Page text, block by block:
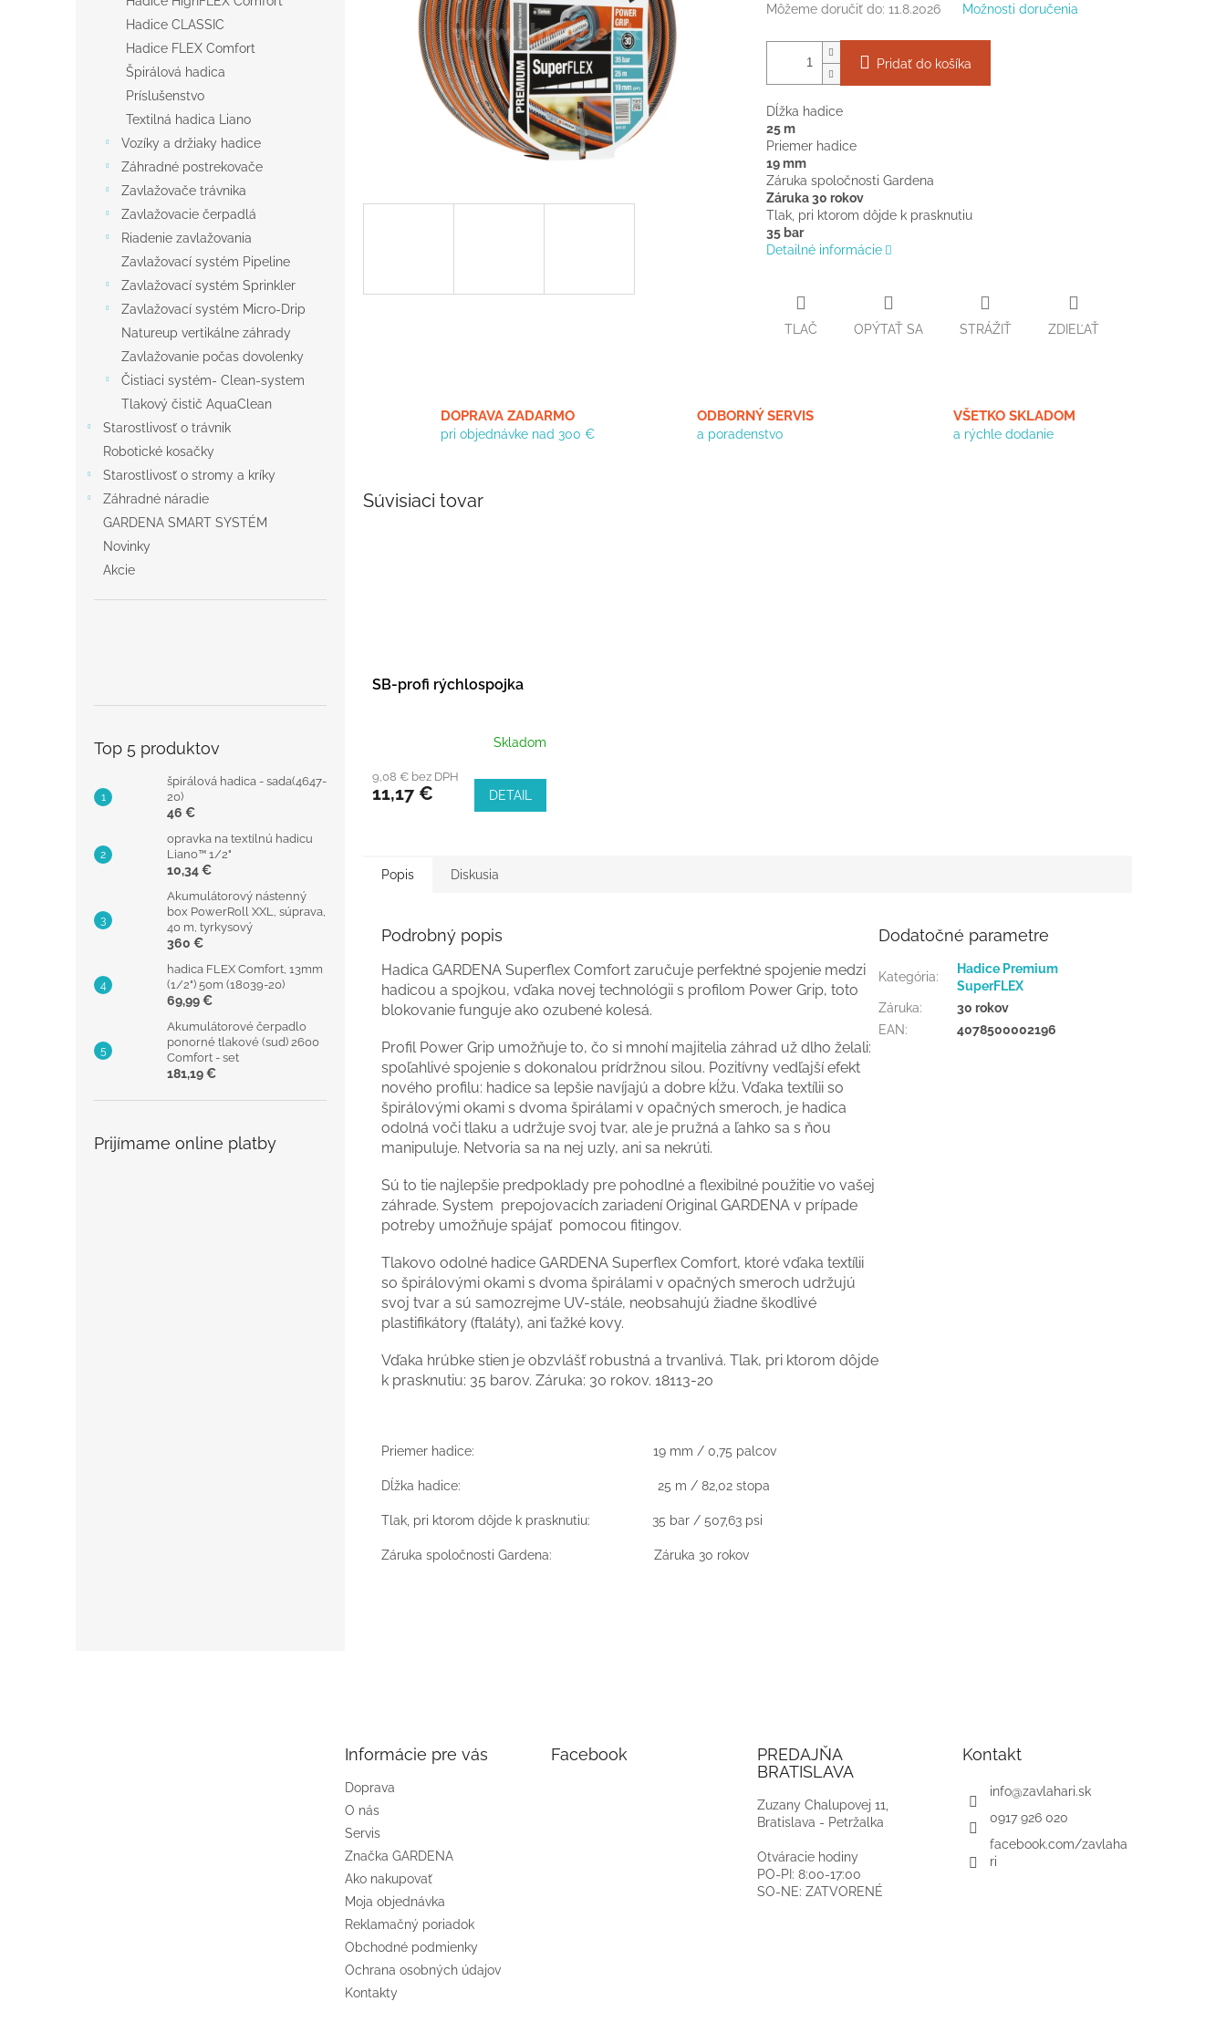
Hadice CLASSIC
Hadice FLEX Comfort
Špirálová hadica
Príslušenstvo
Textilná hadica Liano
Vozíky a držiaky hadice
Záhradné postrekovače
Zavlažovače trávnika
Zavlažovacie čerpadlá
Riadenie zavlažovania
Zavlažovací systém Pipeline
Zavlažovací systém Sprinkler
Zavlažovací systém Micro-Drip
Natureup vertikálne záhrady
Zavlažovanie počas dovolenky
Čistiaci systém- Clean-system
Tlakový čistič AquaClean
Starostlivosť o trávnik
Robotické kosačky
Starostlivosť o stromy a kríky
Záhradné náradie
GARDENA SMART SYSTÉM
Novinky
Akcie
Top 5 produktov
špirálová hadica - sada(4647-
20)
46 €
opravka na textilnú hadicu
Liano™ 1/2"
10,34 €
Akumulátorový nástenný
box PowerRoll XXL, súprava,
40 m, tyrkysový
360 €
hadica FLEX Comfort, 13mm
(1/2") 50m (18039-20)
69,99 €
Akumulátorové čerpadlo
ponorné tlakové (sud) 2600
Comfort - set
181,19 €
Prijímame online platby
Môžeme doručiť do: 11.8.2026 Možnosti doručenia
Pridať do košíka
Dĺžka hadice
25 m
Priemer hadice
19 mm
Záruka spoločnosti Gardena
Záruka 30 rokov
Tlak, pri ktorom dôjde k prasknutiu
35 bar
Detailné informácie
TLAČ OPÝTAŤ SA STRÁŽIŤ ZDIEĽAŤ
DOPRAVA ZADARMO
pri objednávke nad 300 €
ODBORNÝ SERVIS
a poradenstvo
VŠETKO SKLADOM
a rýchle dodanie
Súvisiaci tovar
SB-profi rýchlospojka
Skladom
9,08 € bez DPH
11,17 € DETAIL
Popis Diskusia
Podrobný popis
Hadica GARDENA Superflex Comfort zaručuje perfektné spojenie medzi
hadicou a spojkou, vďaka novej technológii s profilom Power Grip, toto
blokovanie funguje ako ozubené kolesá.
Profil Power Grip umožňuje to, čo si mnohí majitelia záhrad už dlho želali:
spoľahlivé spojenie s dokonalou prídržnou silou. Pozitívny vedľajší efekt
nového profilu: hadice sa lepšie navíjajú a dobre kĺžu. Vďaka textílii so
špirálovými okami s dvoma špirálami v opačných smeroch, je hadica
odolná voči tlaku a udržuje svoj tvar, ale je pružná a ľahko sa s ňou
manipuluje. Netvoria sa na nej uzly, ani sa nekrúti.
Sú to tie najlepšie predpoklady pre pohodlné a flexibilné použitie vo vašej
záhrade. System prepojovacích zariadení Original GARDENA v prípade
potreby umožňuje spájať pomocou fitingov.
Tlakovo odolné hadice GARDENA Superflex Comfort, ktoré vďaka textílii
so špirálovými okami s dvoma špirálami v opačných smeroch udržujú
svoj tvar a sú samozrejme UV-stále, neobsahujú žiadne škodlivé
plastifikátory (ftaláty), ani ťažké kovy.
Vďaka hrúbke stien je obzvlášť robustná a trvanlivá. Tlak, pri ktorom dôjde
k prasknutiu: 35 barov. Záruka: 30 rokov. 18113-20
Priemer hadice: 19 mm / 0,75 palcov
Dĺžka hadice: 25 m / 82,02 stopa
Tlak, pri ktorom dôjde k prasknutiu: 35 bar / 507,63 psi
Záruka spoločnosti Gardena: Záruka 30 rokov
Dodatočné parametre
Kategória:
Hadice Premium
SuperFLEX
Záruka:
30 rokov
EAN: 4078500002196
Informácie pre vás
Doprava
O nás
Servis
Značka GARDENA
Ako nakupovať
Moja objednávka
Reklamačný poriadok
Obchodné podmienky
Ochrana osobných údajov
Kontakty
Facebook
PREDAJŇA
BRATISLAVA
Zuzany Chalupovej 11,
Bratislava - Petržalka
Otváracie hodiny
PO-PI: 8:00-17:00
SO-NE: ZATVORENÉ
Kontakt
info@zavlahari.sk
0917 926 020
facebook.com/zavlaha
ri